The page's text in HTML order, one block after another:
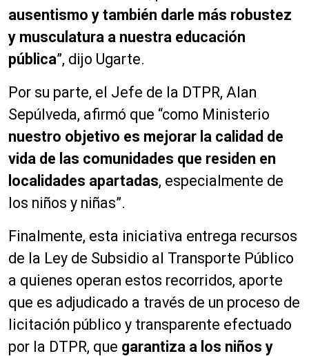
ausentismo y también darle más robustez
y musculatura a nuestra educación
pública”, dijo Ugarte.
Por su parte, el Jefe de la DTPR, Alan
Sepúlveda, afirmó que “como Ministerio
nuestro objetivo es mejorar la calidad de
vida de las comunidades que residen en
localidades apartadas, especialmente de
los niños y niñas”.
Finalmente, esta iniciativa entrega recursos
de la Ley de Subsidio al Transporte Público
a quienes operan estos recorridos, aporte
que es adjudicado a través de un proceso de
licitación público y transparente efectuado
por la DTPR, que garantiza a los niños y